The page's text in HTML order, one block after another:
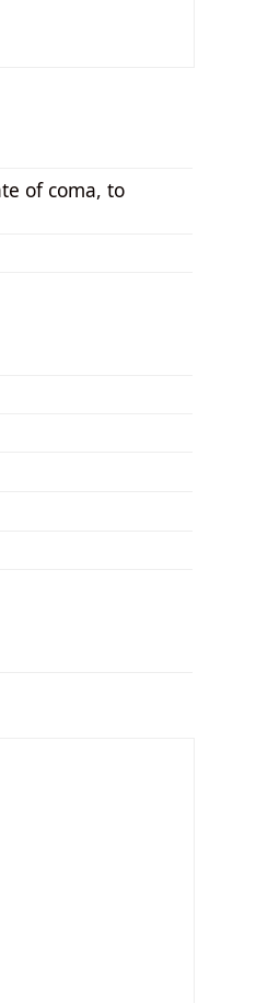
of coma, to